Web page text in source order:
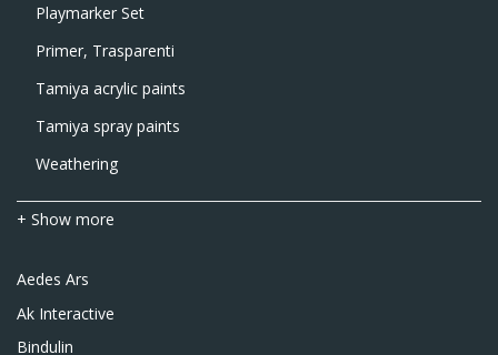
Playmarker Set
Primer, Trasparenti
Tamiya acrylic paints
Tamiya spray paints
Weathering
+ Show more
Aedes Ars
Ak Interactive
Bindulin